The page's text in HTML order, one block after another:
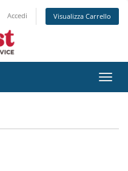
Accedi Visualizza Carrello